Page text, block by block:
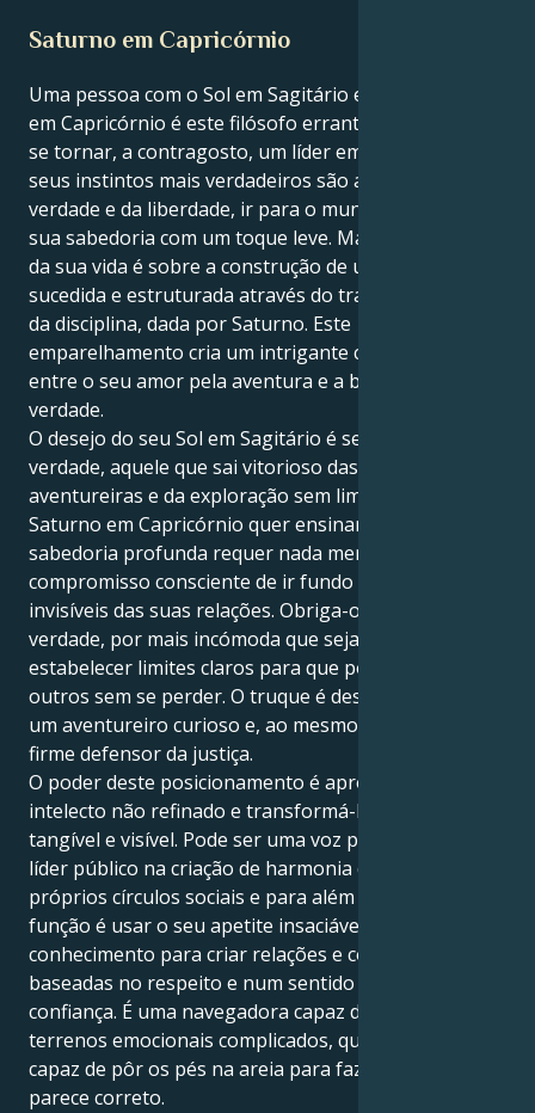
Saturno em Capricórnio
Uma pessoa com o Sol em Sagitário e um Saturno
em Capricórnio é este filósofo errante que precisa de
se tornar, a contragosto, um líder empresarial. Os
seus instintos mais verdadeiros são a procura da
verdade e da liberdade, ir para o mundo e partilhar a
sua sabedoria com um toque leve. Mas a grande lição
da sua vida é sobre a construção de uma vida bem
sucedida e estruturada através do trabalho árduo e
da disciplina, dada por Saturno. Este
emparelhamento cria um intrigante cabo de guerra
entre o seu amor pela aventura e a busca da
verdade.
O desejo do seu Sol em Sagitário é ser o buscador da
verdade, aquele que sai vitorioso das ideias
aventureiras e da exploração sem limites. Mas o seu
Saturno em Capricórnio quer ensinar-lhe que a
sabedoria profunda requer nada menos do que um
compromisso consciente de ir fundo com as verdades
invisíveis das suas relações. Obriga-o a dizer a
verdade, por mais incómoda que seja, e obriga-o a
estabelecer limites claros para que possa dar aos
outros sem se perder. O truque é descobrir como ser
um aventureiro curioso e, ao mesmo tempo, um
firme defensor da justiça.
O poder deste posicionamento é aproveitar o seu
intelecto não refinado e transformá-lo num bem
tangível e visível. Pode ser uma voz poderosa, um
líder público na criação de harmonia dentro dos seus
próprios círculos sociais e para além deles. A sua
função é usar o seu apetite insaciável pelo
conhecimento para criar relações e comunidades
baseadas no respeito e num sentido mútuo de
confiança. É uma navegadora capaz de atravessar
terrenos emocionais complicados, que também é
capaz de pôr os pés na areia para fazer o que lhe
parece correto.